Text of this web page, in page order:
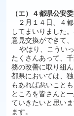
（エ）４都県公安
２月１４日、４
してまいりました
意見交換ができて
やはり、こうい
たくさんあって、
務の改善に取り組
都県においては、
もあれば悪いこと
ところを皆さんと
ていきたいと思い
ます。